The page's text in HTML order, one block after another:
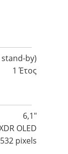
stand-by)
1 Έτος
6,1″
OLED
pixels